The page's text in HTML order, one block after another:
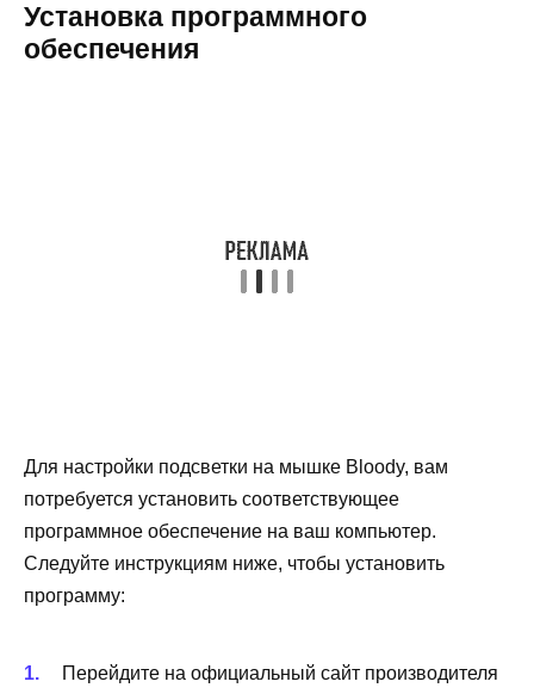
Установка программного
обеспечения
Для настройки подсветки на мышке Bloody, вам
потребуется установить соответствующее
программное обеспечение на ваш компьютер.
Следуйте инструкциям ниже, чтобы установить
программу:
Перейдите на официальный сайт производителя